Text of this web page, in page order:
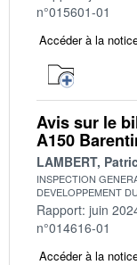
n°015601-01
Accéder à la
Avis sur le
A150
LAMBERT,
INSPECTION
DEVELOPPEMENT
Rapport: juin
n°014616-01
Accéder à la